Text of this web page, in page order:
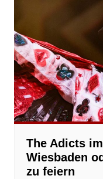
The Adicts
Wiesbaden
zu feiern